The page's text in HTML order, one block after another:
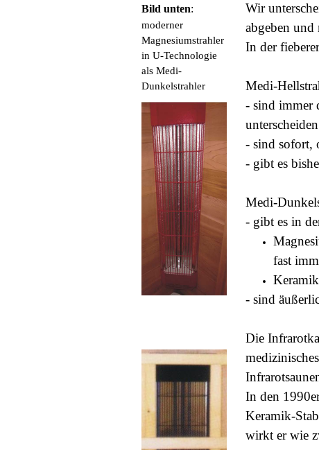
Bild unten:
moderner
Magnesiumstrahler
in U-Technologie
als Medi-
Dunkelstrahler
Wir
abgeben
In der
Medi-
- sind immer
- sind sofort,
- gibt es
Medi-
- gibt es in
fast
- sind
Die
In den
Keramik-
wirkt er wie